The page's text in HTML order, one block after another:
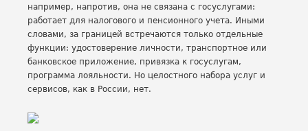
например, напротив, она не связана с госуслугами:
работает для налогового и пенсионного учета. Иными
словами, за границей встречаются только отдельные
функции: удостоверение личности, транспортное или
банковское приложение, привязка к госуслугам,
программа лояльности. Но целостного набора услуг и
сервисов, как в России, нет.